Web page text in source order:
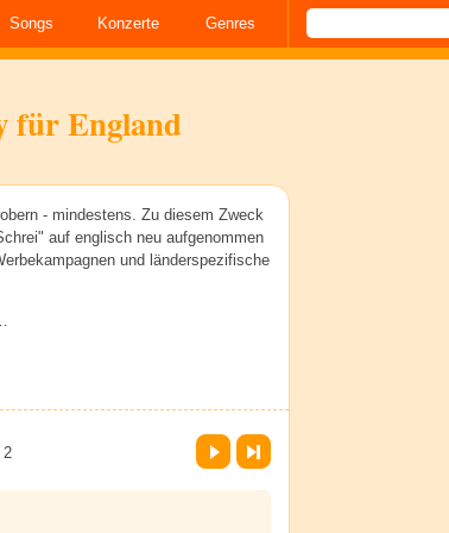
Songs Konzerte Genres
für England
- mindestens. Zu diesem Zweck
auf englisch neu aufgenommen
und länderspezifische
2
Letzte Seite